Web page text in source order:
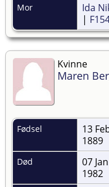
Mor
Ida
|
Kvinne
Maren
Fødsel
13
1889
Død
07 Jan
1982